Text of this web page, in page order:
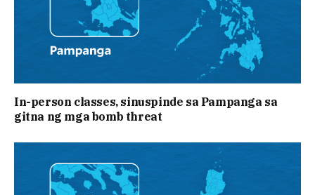
In-person classes, sinuspinde sa Pampanga sa
gitna ng mga bomb threat